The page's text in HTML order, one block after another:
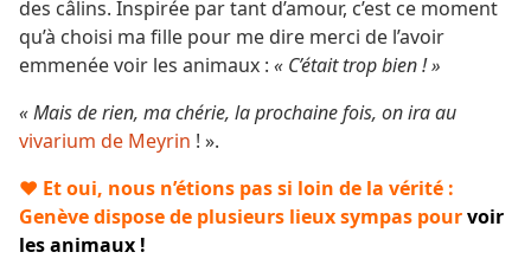
des câlins. Inspirée par tant d’amour, c’est ce moment
qu’à choisi ma fille pour me dire merci de l’avoir
emmenée voir les animaux : « C’était trop bien ! »
« Mais de rien, ma chérie, la prochaine fois, on ira au
vivarium de Meyrin ! ».
♥ Et oui, nous n’étions pas si loin de la vérité :
Genève dispose de plusieurs lieux sympas pourvoir
les animaux !